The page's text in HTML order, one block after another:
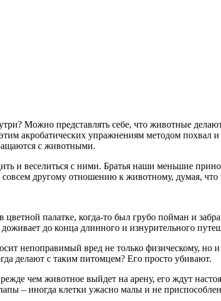
Можно представлять себе, что животные
акробатических упражнениям методом похвал
с животными.
и веселиться с ними. Братья наши меньшие
другому отношению к животному, думая, что
палатке, когда-то был грубо пойман и
до конца длинного и изнурительного
непоправимый вред не только физическому,
делают с таким питомцем? Его просто убивают.
чем животное выйдет на арену, его ждут
– иногда клетки ужасно малы и не